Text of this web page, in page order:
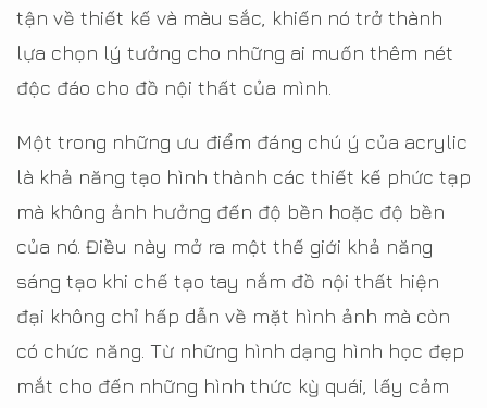
tận về thiết kế và màu sắc, khiến nó trở thành
lựa chọn lý tưởng cho những ai muốn thêm nét
độc đáo cho đồ nội thất của mình.
Một trong những ưu điểm đáng chú ý của acrylic
là khả năng tạo hình thành các thiết kế phức tạp
mà không ảnh hưởng đến độ bền hoặc độ bền
của nó. Điều này mở ra một thế giới khả năng
sáng tạo khi chế tạo tay nắm đồ nội thất hiện
đại không chỉ hấp dẫn về mặt hình ảnh mà còn
có chức năng. Từ những hình dạng hình học đẹp
mắt cho đến những hình thức kỳ quái, lấy cảm